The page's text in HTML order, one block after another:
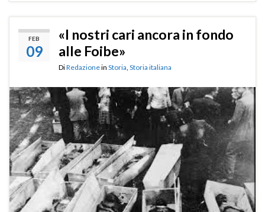
FEB
09
«I nostri cari ancora in fondo
alle Foibe»
DiRedazionein Storia, Storia italiana